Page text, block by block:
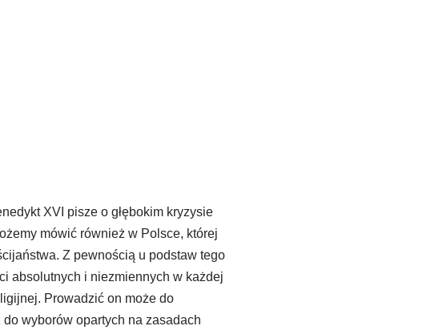
XVI pisze o głębokim kryzysie
mówić również w Polsce, której
Z pewnością u podstaw tego
absolutnych i niezmiennych w każdej
Prowadzić on może do
wyborów opartych na zasadach